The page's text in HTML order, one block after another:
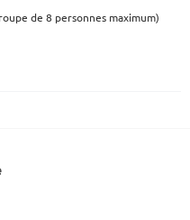
de 8 personnes maximum)